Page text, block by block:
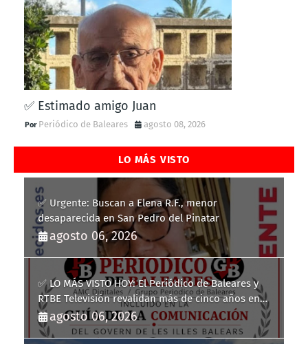
✅ Estimado amigo Juan
Periódico de Baleares agosto 08, 2026
LO MÁS VISTO
✅ Urgente: Buscan a Elena R.F., menor
desaparecida en San Pedro del Pinatar
agosto 06, 2026
✅ LO MÁS VISTO HOY: El Periódico de Baleares y
RTBE Televisión revalidan más de cinco años en
la Guía de la Comunicación del Govern de les Illes
Balears
agosto 06, 2026